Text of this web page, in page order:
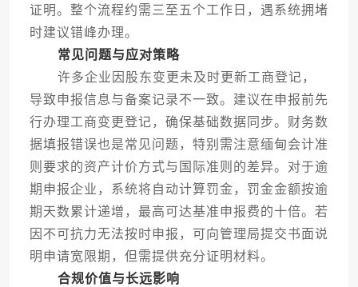
证明。整个流程约需三至五个工作日，遇系统拥堵
时建议错峰办理。
常见问题与应对策略
许多企业因股东变更未及时更新工商登记，
导致申报信息与备案记录不一致。建议在申报前先
行办理工商变更登记，确保基础数据同步。财务数
据填报错误也是常见问题，特别需注意缅甸会计准
则要求的资产计价方式与国际准则的差异。对于逾
期申报企业，系统将自动计算罚金，罚金金额按逾
期天数累计递增，最高可达基准申报费的十倍。若
因不可抗力无法按时申报，可向管理局提交书面说
明申请宽限期，但需提供充分证明材料。
合规价值与长远影响